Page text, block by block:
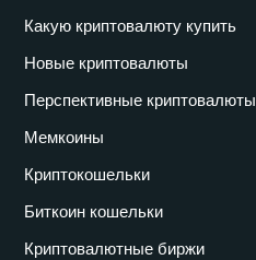
Какую криптовалюту купить
Новые криптовалюты
Перспективные криптовалюты
Мемкоины
Криптокошельки
Биткоин кошельки
Криптовалютные биржи